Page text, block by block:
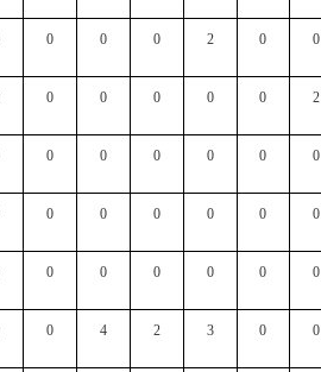
0 0 0 2 0 0
0 0 0 0 0 2
0 0 0 0 0 0
0 0 0 0 0 0
0 0 0 0 0 0
0 4 2 3 0 0